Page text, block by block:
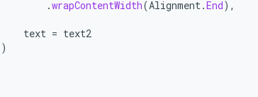
.wrapContentWidth(Alignment.End),
text = text2
)